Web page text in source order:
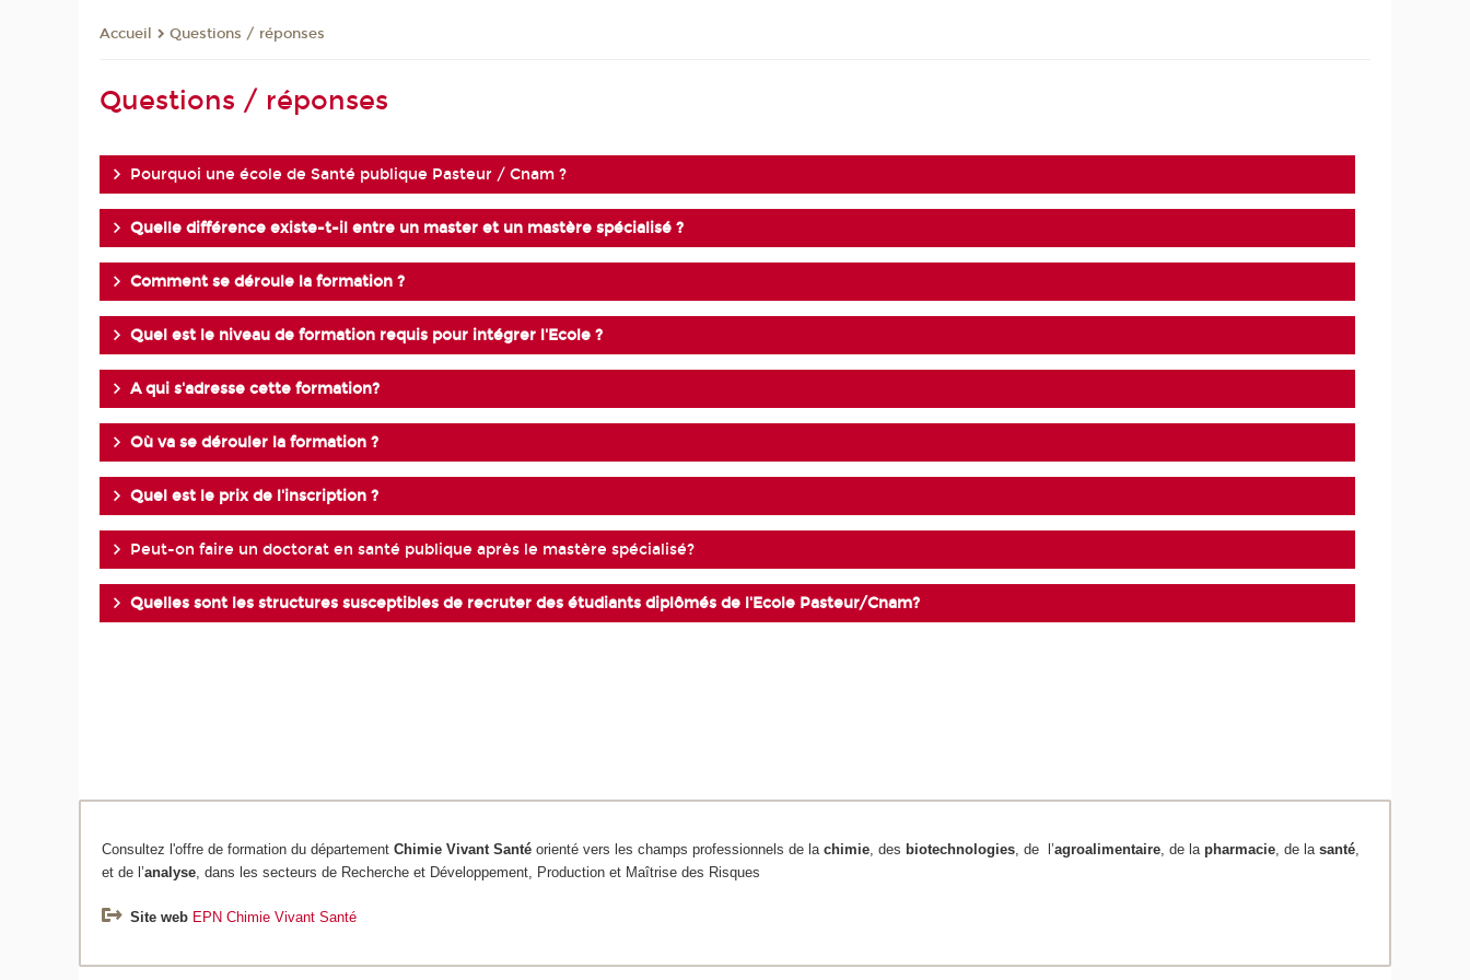
Accueil Questions / réponses
Questions / réponses
Pourquoi une école de Santé publique Pasteur / Cnam ?
Quelle différence existe-t-il entre un master et un mastère spécialisé ?
Comment se déroule la formation ?
Quel est le niveau de formation requis pour intégrer l'Ecole ?
A qui s'adresse cette formation?
Où va se dérouler la formation ?
Quel est le prix de l'inscription ?
Peut-on faire un doctorat en santé publique après le mastère spécialisé?
Quelles sont les structures susceptibles de recruter des étudiants diplômés de l'Ecole Pasteur/Cnam?
Consultez l'offre de formation du département Chimie Vivant Santé orienté vers les champs professionnels de lachimie, des biotechnologies, de l’agroalimentaire, de lapharmacie, de lasanté,
et de l’analyse, dans les secteurs de Recherche et Développement, Production et Maîtrise des Risques
Site web EPN Chimie Vivant Santé